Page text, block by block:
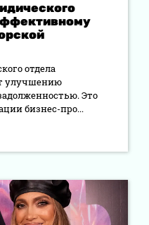
отдела
улучшению
Это
бизнес-про...